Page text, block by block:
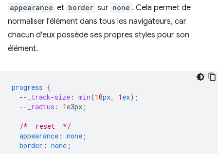
appearance et border sur none . Cela permet de
normaliser l'élément dans tous les navigateurs, car
chacun d'eux possède ses propres styles pour son
élément.
progress {
--_track-size : min(10px, 1 ex);
--_radius : 1 e3px ;
/*  reset  */
appearance : none ;
border : none ;